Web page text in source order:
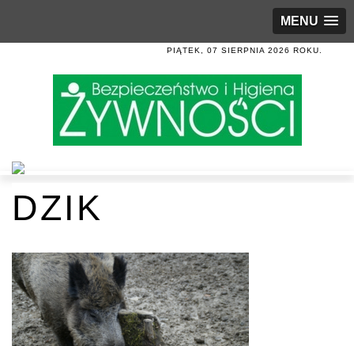
MENU
PIĄTEK, 07 SIERPNIA 2026 ROKU.
DZIK